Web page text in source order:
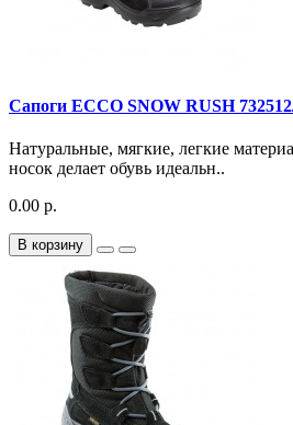
Сапоги ECCO SNOW RUSH
Натуральные, мягкие, легкие
носок делает обувь идеальн..
0.00 р.
В корзину